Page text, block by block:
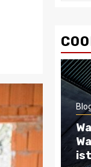
beste